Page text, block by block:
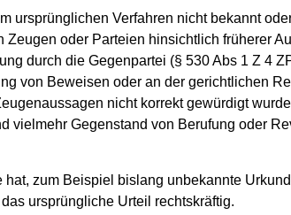
ursprünglichen Verfahren nicht bekannt
Zeugen oder Parteien hinsichtlich früherer
durch die Gegenpartei (§ 530 Abs 1 Z 4
von Beweisen oder an der gerichtlichen
nicht korrekt gewürdigt
vielmehr Gegenstand von Berufung oder
hat, zum Beispiel bislang unbekannte
ursprüngliche Urteil rechtskräftig.